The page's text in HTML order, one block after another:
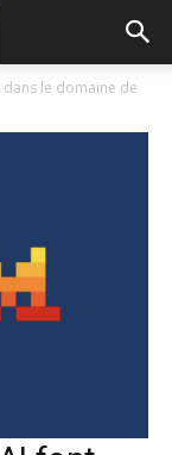
dans le domaine de